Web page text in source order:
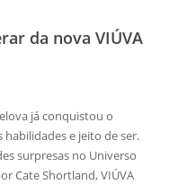
da nova VIÚVA
já conquistou o
e jeito de ser.
surpresas no Universo
Cate Shortland, VIÚVA